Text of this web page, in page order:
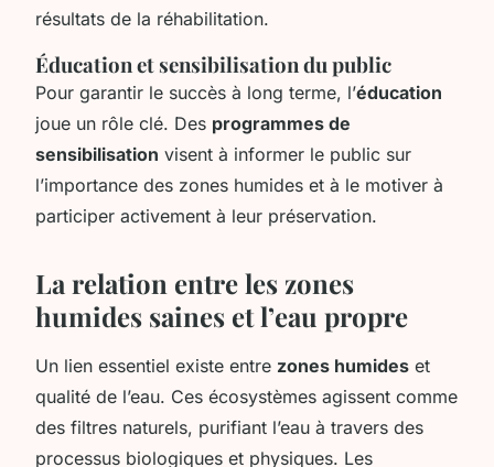
résultats de la réhabilitation.
Éducation et sensibilisation du public
Pour garantir le succès à long terme, l’éducation
joue un rôle clé. Des programmes de
sensibilisation visent à informer le public sur
l’importance des zones humides et à le motiver à
participer activement à leur préservation.
La relation entre les zones
humides saines et l’eau propre
Un lien essentiel existe entre zones humides et
qualité de l’eau. Ces écosystèmes agissent comme
des filtres naturels, purifiant l’eau à travers des
processus biologiques et physiques. Les